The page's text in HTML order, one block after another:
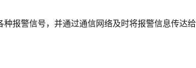
报警信号，并通过通信网络及时将报警信息传达